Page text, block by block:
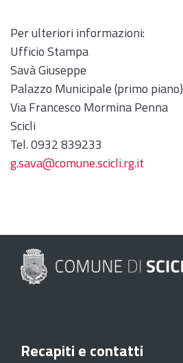
Per ulteriori informazioni:
Ufficio Stampa
Savà Giuseppe
Palazzo Municipale (primo piano)
Via Francesco Mormina Penna
Scicli
Tel. 0932 839233
g.sava@comune.scicli.rg.it
Recapiti e contatti